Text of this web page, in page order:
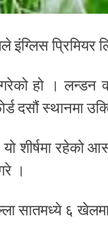
प्रिमियर
हो । लन्डन
दसौं स्थानमा
शीर्षमा रहेको
।
सातमध्ये ६